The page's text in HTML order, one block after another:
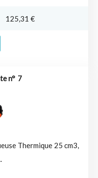
125,31 €
7
Thermique 25 cm3,